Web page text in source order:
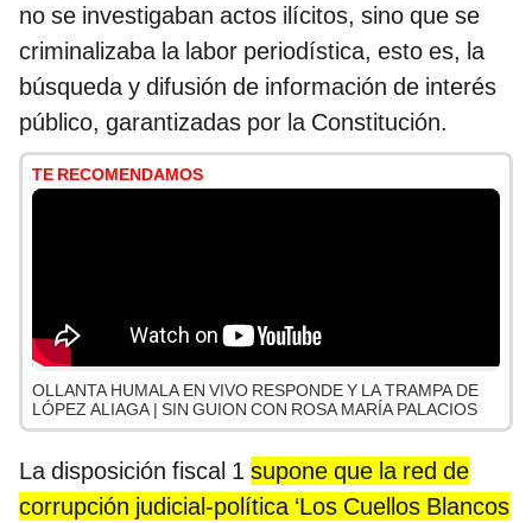
no se investigaban actos ilícitos, sino que se
criminalizaba la labor periodística, esto es, la
búsqueda y difusión de información de interés
público, garantizadas por la Constitución.
TE RECOMENDAMOS
OLLANTA HUMALA EN VIVO RESPONDE Y LA TRAMPA DE
LÓPEZ ALIAGA | SIN GUION CON ROSA MARÍA PALACIOS
La disposición fiscal 1 supone que la red de
corrupción judicial-política ‘Los Cuellos Blancos